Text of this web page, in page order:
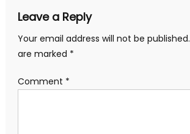
Leave a Reply
Your email address will not be published.
are marked *
Comment *